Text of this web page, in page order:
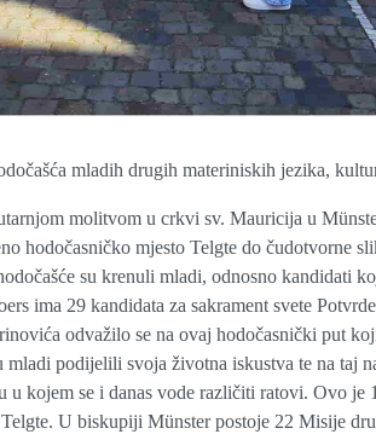
mladih drugih materiniskih jezika,
molitvom u crkvi sv. Mauricija u
hodočasničko mjesto Telgte do čudotvorne
su krenuli mladi, odnosno kandidati
ima 29 kandidata za sakrament svete
odvažilo se na ovaj hodočasnički put
mladi podijelili svoja životna iskustva te na taj
u kojem se i danas vode različiti ratovi. Ovo je
U biskupiji Münster postoje 22 Misije